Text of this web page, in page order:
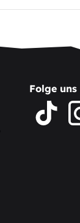
Folge uns